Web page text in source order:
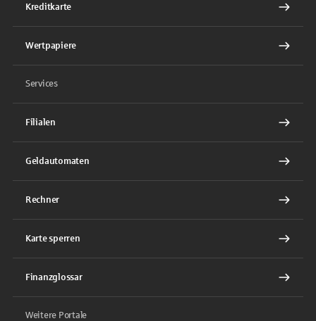
Kreditkarte
Wertpapiere
Services
Filialen
Geldautomaten
Rechner
Karte sperren
Finanzglossar
Weitere Portale